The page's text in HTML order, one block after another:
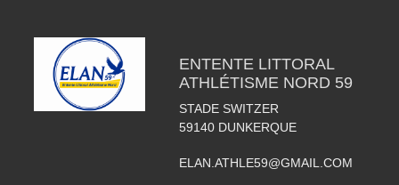
ENTENTE LITTORAL
ATHLÉTISME NORD 59
STADE SWITZER
59140 DUNKERQUE
ELAN.ATHLE59@GMAIL.COM